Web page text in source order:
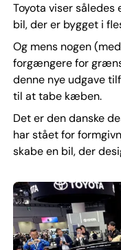
Toyota viser
bil, der er bygget i
Og mens nogen
forgængere for
denne nye udgave
til at tabe kæben.
Det er den danske
har stået for
skabe en bil, der